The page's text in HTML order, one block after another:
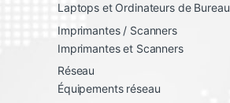
Laptops et Ordinateurs de Bureau
Imprimantes / Scanners
Imprimantes et Scanners
Réseau
Équipements réseau